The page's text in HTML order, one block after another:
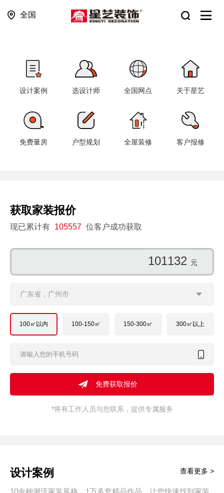
全国
设计案例 选设计师 全国网点 关于星艺
免费量房 户型规划 全屋装修 客户报修
获取家装报价
现已累计有 105557 位客户成功获取
101132 元
广东省，广州市
100㎡以内 100-150㎡ 150-300㎡ 300㎡以上
*将有工作人员与您联系，提供专属服务
设计案例
10余种潮流家装风格，1万多套精品作品，让您快速找到家装
查看更多 >